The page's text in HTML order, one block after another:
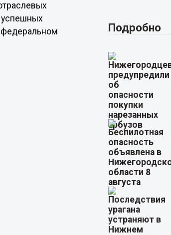
успешных
федеральном
Подробно